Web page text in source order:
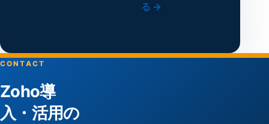
る →
CONTACT
Zoho導
入・活用の